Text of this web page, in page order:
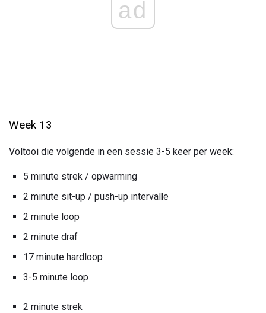
ad
Week 13
Voltooi die volgende in een sessie 3-5 keer per week:
5 minute strek / opwarming
2 minute sit-up / push-up intervalle
2 minute loop
2 minute draf
17 minute hardloop
3-5 minute loop
2 minute strek